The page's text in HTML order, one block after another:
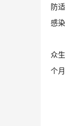
防
感
众
个月